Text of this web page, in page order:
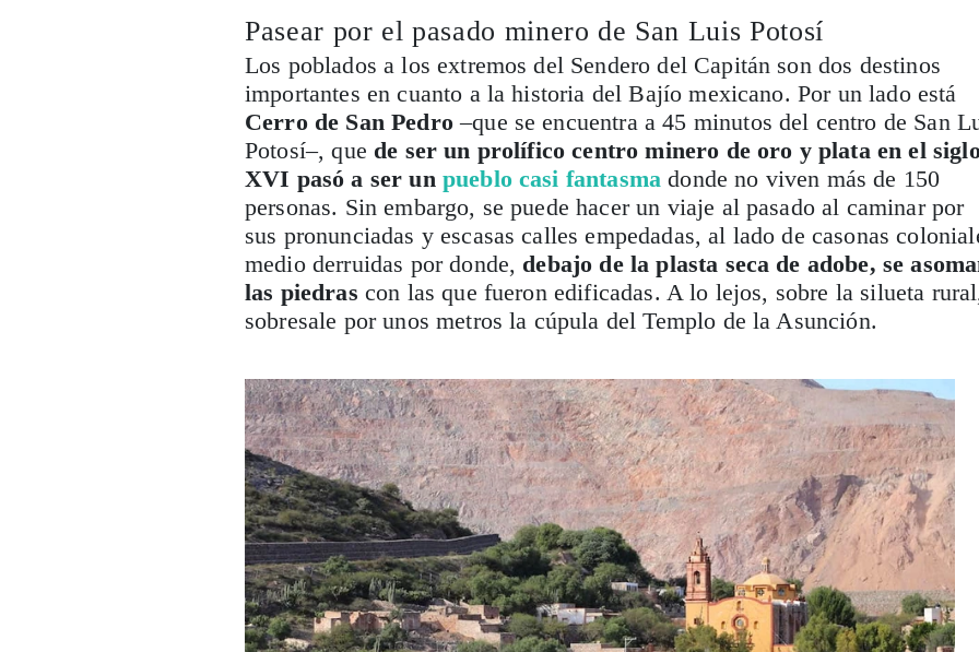
Pasear por el pasado minero de San Luis Potosí
Los poblados a los extremos del Sendero del Capitán son dos destinos
importantes en cuanto a la historia del Bajío mexicano. Por un lado está
Cerro de San Pedro–que se encuentra a 45 minutos del centro de San
Potosí–, que de ser un prolífico centro minero de oro y plata en el
XVI pasó a ser un pueblo casi fantasma donde no viven más de 150
personas. Sin embargo, se puede hacer un viaje al pasado al caminar por
sus pronunciadas y escasas calles empedadas, al lado de casonas
medio derruidas por donde, debajo de la plasta seca de adobe, se
las piedras con las que fueron edificadas. A lo lejos, sobre la silueta
sobresale por unos metros la cúpula del Templo de la Asunción.